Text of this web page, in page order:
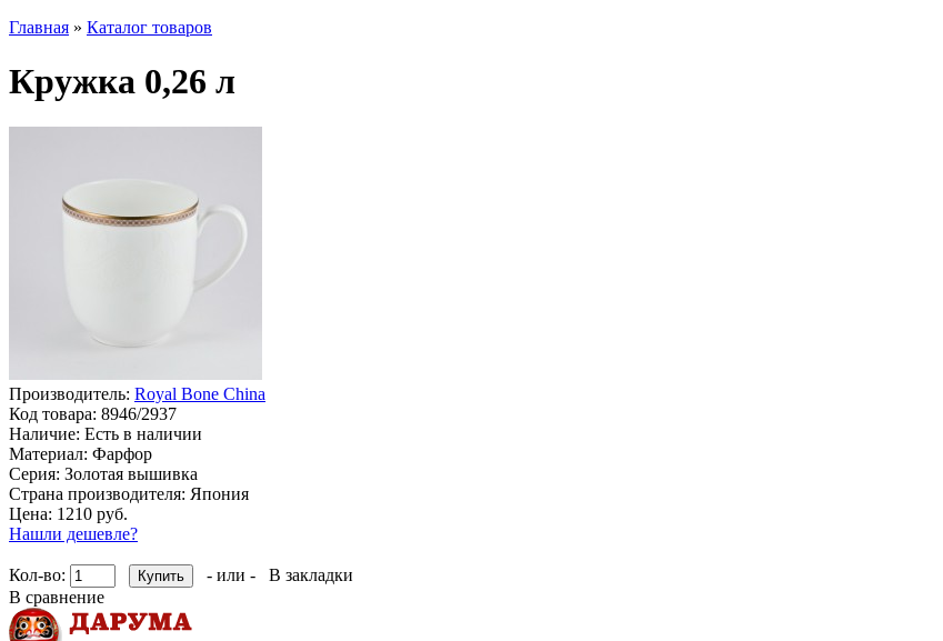
Главная » Каталог товаров
Кружка 0,26 л
Производитель: Royal Bone China
Код товара: 8946/2937
Наличие: Есть в наличии
Материал: Фарфор
Серия: Золотая вышивка
Страна производителя: Япония
Цена: 1210 руб.
Нашли дешевле?
Кол-во: - или -
В закладки
В сравнение